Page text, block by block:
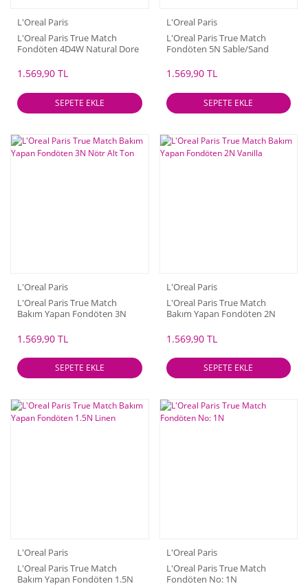
L'Oreal Paris
L'Oreal Paris True Match
Fondöten 4D4W Natural Dore
1.569,90 TL
SEPETE EKLE
L'Oreal Paris
L'Oreal Paris True Match
Fondöten 5N Sable/Sand
1.569,90 TL
SEPETE EKLE
L'Oreal Paris
L'Oreal Paris True Match
Bakım Yapan Fondöten 3N
1.569,90 TL
SEPETE EKLE
L'Oreal Paris
L'Oreal Paris True Match
Bakım Yapan Fondöten 2N
1.569,90 TL
SEPETE EKLE
L'Oreal Paris
L'Oreal Paris True Match
Bakım Yapan Fondöten 1.5N
L'Oreal Paris
L'Oreal Paris True Match
Fondöten No: 1N